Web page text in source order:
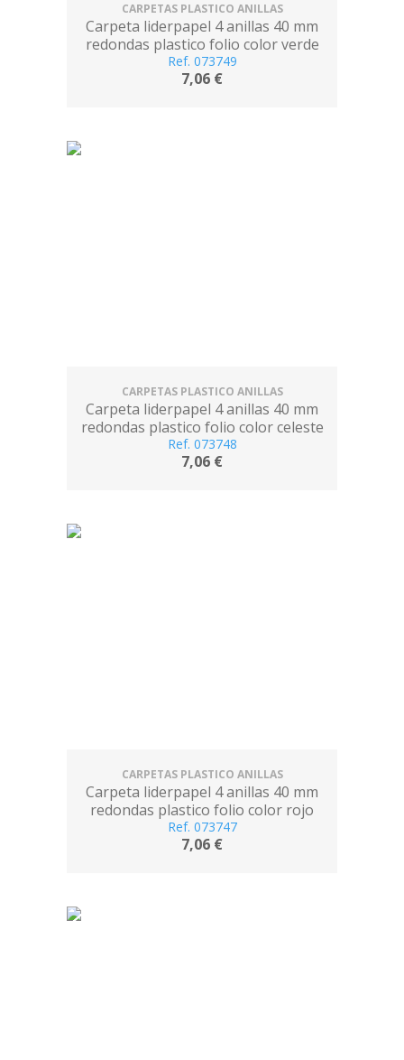
CARPETAS PLASTICO ANILLAS
Carpeta liderpapel 4 anillas 40 mm
redondas plastico folio color verde
pistacho
Ref. 073749
7,06 €
CARPETAS PLASTICO ANILLAS
Carpeta liderpapel 4 anillas 40 mm
redondas plastico folio color celeste
Ref. 073748
7,06 €
CARPETAS PLASTICO ANILLAS
Carpeta liderpapel 4 anillas 40 mm
redondas plastico folio color rojo
Ref. 073747
7,06 €